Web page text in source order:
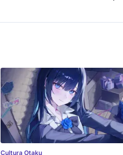
Cultura Otaku